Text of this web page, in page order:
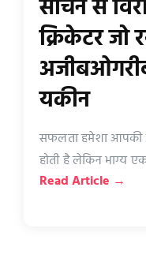
सचिन से
क्रिकेटर जो
यकीन
सफलता हमेशा आपकी
होती है लेकिन भाग्य
Read Article →